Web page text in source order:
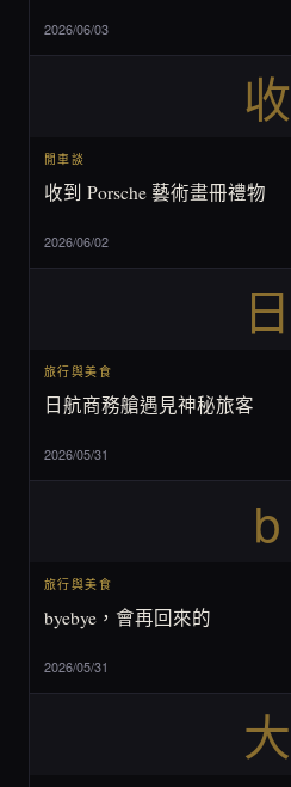
2026/06/03
收
閒車談
收到 Porsche 藝術畫冊禮物
2026/06/02
日
旅行與美食
日航商務艙遇見神秘旅客
2026/05/31
b
旅行與美食
byebye，會再回來的
2026/05/31
大